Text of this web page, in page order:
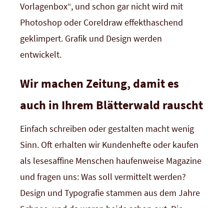
Vorlagenbox“, und schon gar nicht wird mit
Photoshop oder Coreldraw effekthaschend
geklimpert. Grafik und Design werden
entwickelt.
Wir machen Zeitung, damit es
auch in Ihrem Blätterwald rauscht
Einfach schreiben oder gestalten macht wenig
Sinn. Oft erhalten wir Kundenhefte oder kaufen
als lesesaffine Menschen haufenweise Magazine
und fragen uns: Was soll vermittelt werden?
Design und Typografie stammen aus dem Jahre